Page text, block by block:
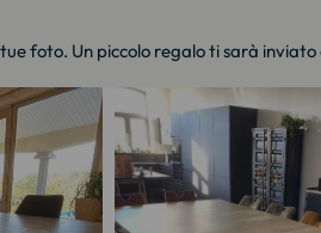
foto. Un piccolo regalo ti sarà